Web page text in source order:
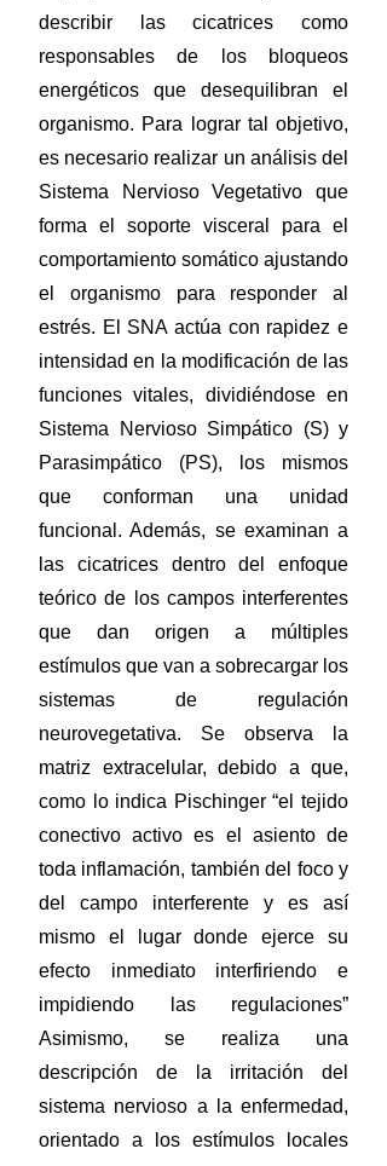
describir las cicatrices como
responsables de los bloqueos
energéticos que desequilibran el
organismo. Para lograr tal objetivo,
es necesario realizar un análisis del
Sistema Nervioso Vegetativo que
forma el soporte visceral para el
comportamiento somático ajustando
el organismo para responder al
estrés. El SNA actúa con rapidez e
intensidad en la modificación de las
funciones vitales, dividiéndose en
Sistema Nervioso Simpático (S) y
Parasimpático (PS), los mismos
que conforman una unidad
funcional. Además, se examinan a
las cicatrices dentro del enfoque
teórico de los campos interferentes
que dan origen a múltiples
estímulos que van a sobrecargar los
sistemas de regulación
neurovegetativa. Se observa la
matriz extracelular, debido a que,
como lo indica Pischinger “el tejido
conectivo activo es el asiento de
toda inflamación, también del foco y
del campo interferente y es así
mismo el lugar donde ejerce su
efecto inmediato interfiriendo e
impidiendo las regulaciones”
Asimismo, se realiza una
descripción de la irritación del
sistema nervioso a la enfermedad,
orientado a los estímulos locales